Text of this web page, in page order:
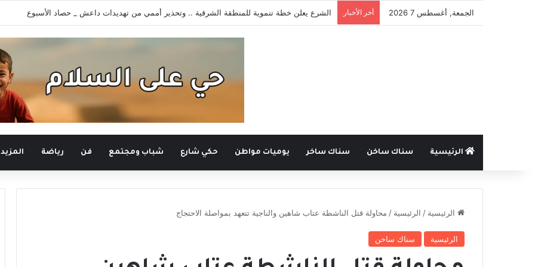
الجمعة, أغسطس 7 2026 أخر الأخبار الشرع يعلن خطة تنموية للمنطقة الشرقية .. وتحذير أممي من تهديدات داعش _ حصاد الأسبوع
الرئيسية سناك ساخن سناك ساخر يوميات مواطن حكي شارع شباب ومجتمع فن رياضة المزيد
الرئيسية / الرئيسية / محاولة قتل الناشطة عتاب شاهين والناجية تتعهد بمواصلة الاحتجاج
الرئيسية سناك ساخن